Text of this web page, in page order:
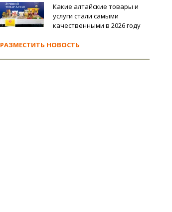
Какие алтайские товары и
услуги стали самыми
качественными в 2026 году
РАЗМЕСТИТЬ НОВОСТЬ